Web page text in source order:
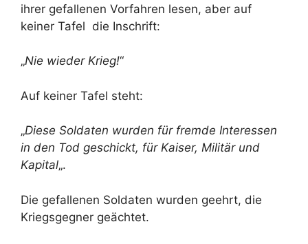
ihrer gefallenen Vorfahren lesen, aber auf
keiner Tafel die Inschrift:
„Nie wieder Krieg!“
Auf keiner Tafel steht:
„Diese Soldaten wurden für fremde Interessen
in den Tod geschickt, für Kaiser, Militär und
Kapital„.
Die gefallenen Soldaten wurden geehrt, die
Kriegsgegner geächtet.